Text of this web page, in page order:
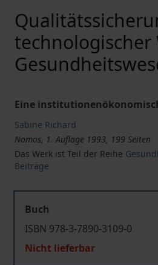
technologischer
Eine
Sabine Richard
Nomos, 1. Auflage 1993, 199 Seiten
Das Werk ist Teil der Reihe
Beiträge
Buch
ISBN 978-3-7890-3109-0
Nicht lieferbar